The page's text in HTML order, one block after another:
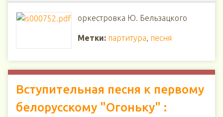
оркестровка Ю. Бельзацкого
Метки: партитура, песня
Вступительная песня к первому
белорусскому "Огоньку" :